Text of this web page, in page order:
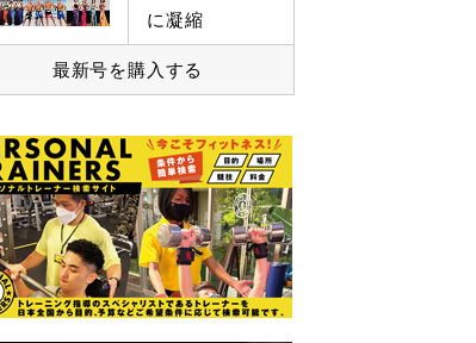
に凝縮
最新号を購入する